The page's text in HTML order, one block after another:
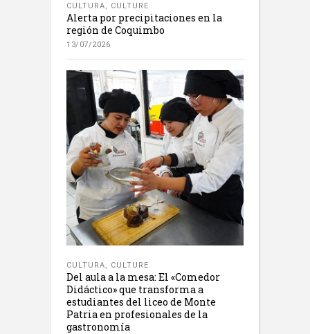
CULTURA, CULTURE
Alerta por precipitaciones en la
región de Coquimbo
13/07/2026
CULTURA, CULTURE
Del aula a la mesa: El «Comedor
Didáctico» que transforma a
estudiantes del liceo de Monte
Patria en profesionales de la
gastronomía